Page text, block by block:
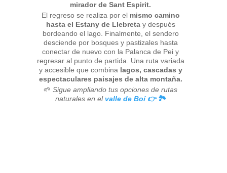
mirador de Sant Espirit.
El regreso se realiza por el mismo camino
hasta el Estany de Llebretay después
bordeando el lago. Finalmente, el sendero
desciende por bosques y pastizales hasta
conectar de nuevo con la Palanca de Pei y
regresar al punto de partida. Una ruta variada
y accesible que combina lagos, cascadas y
espectaculares paisajes de alta montaña.
🌱Sigue ampliando tus opciones de rutas
naturales en elvalle de Boí 👉🏞️